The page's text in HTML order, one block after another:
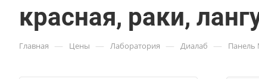
красная, раки,
Главная — Цены — Лаборатория — Диалаб — Панель